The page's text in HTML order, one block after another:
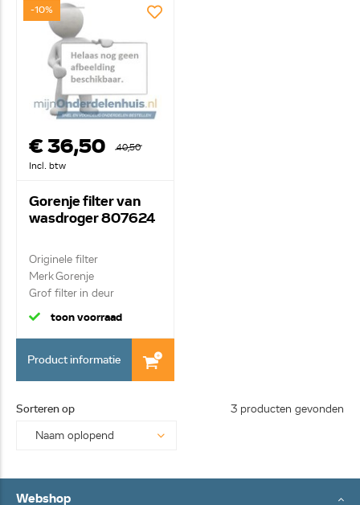
-10%
€ 36,50
40,50
Incl. btw
Gorenje filter van
wasdroger 807624
Originele filter
Merk Gorenje
Grof filter in deur
toon voorraad
Product informatie
Sorteren op 3 producten gevonden
Webshop